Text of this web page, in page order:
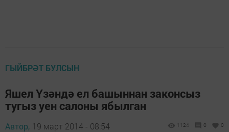
ГЫЙБРӘТ БУЛСЫН
Яшел Үзәндә ел башыннан законсыз
тугыз уен салоны ябылган
Автор, 19 март 2014 - 08:54 1124 0 0